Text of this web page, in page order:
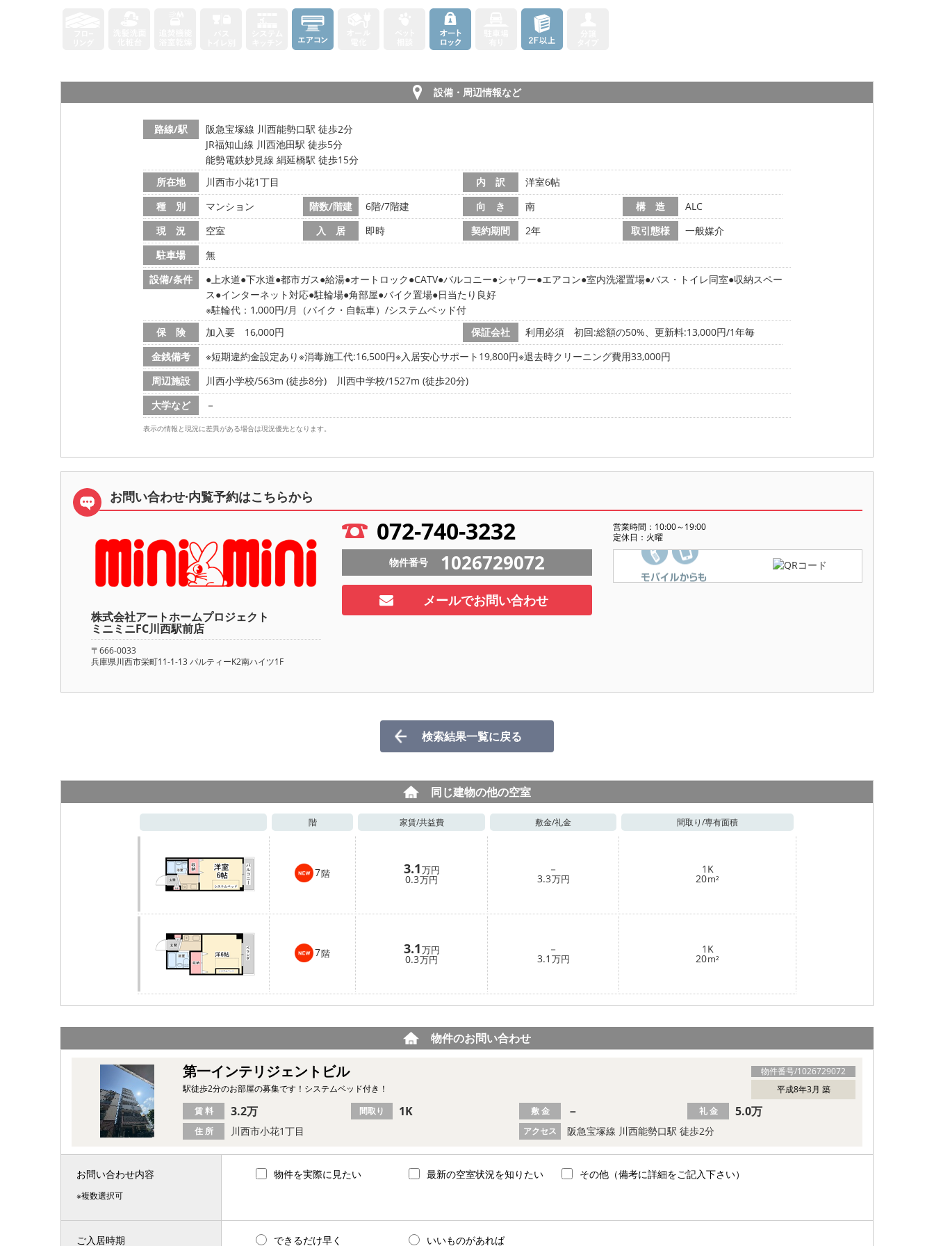
設備・周辺情報など
路線/駅
阪急宝塚線 川西能勢口駅 徒歩2分
JR福知山線 川西池田駅 徒歩5分
能勢電鉄妙見線 絹延橋駅 徒歩15分
所在地
川西市小花1丁目 内 訳
洋室6帖
種 別
マンション 階数/階建 6階/7階建 向 き 南 構 造
ALC
現 況
空室 入 居 即時 契約期間 2年 取引態様
一般媒介
駐車場
無
設備/条件
上水道 下水道 都市ガス 給湯 オートロック CATV バルコニー シャワー エアコン 室内洗濯置場 バス・トイレ同室 収納スペー
ス インターネット対応 駐輪場 角部屋 バイク置場 日当たり良好
※駐輪代：1,000円/月（バイク・自転車）/システムベッド付
保 険
加入要 16,000円 保証会社
利用必須 初回:総額の50%、更新料:13,000円/1年毎
金銭備考
※短期違約金設定あり※消毒施工代:16,500円※入居安心サポート19,800円※退去時クリーニング費用33,000円
周辺施設
川西小学校/563m (徒歩8分)
川西中学校/1527m (徒歩20分)
大学など
－
表示の情報と現況に差異がある場合は現況優先となります。
お問い合わせ·内覧予約はこちらから
株式会社アートホームプロジェクト
ミニミニFC川西駅前店
〒666-0033
兵庫県川西市栄町11-1-13 パルティーK2南ハイツ1F
072-740-3232
営業時間：10:00～19:00
定休日：火曜
物件番号 1026729072
メールでお問い合わせ
検索結果一覧に戻る
同じ建物の他の空室
階 家賃/共益費 敷金/礼金 間取り/専有面積
7階 3.1万円
0.3万円
－
3.3万円
1K
20m²
7階 3.1万円
0.3万円
－
3.1 万円
1K
20m²
物件のお問い合わせ
物件番号/1026729072
第一インテリジェントビル
平成8年3月 築
駅徒歩2分のお部屋の募集です！システムベッド付き！
住 所 川西市小花1丁目 アクセス 阪急宝塚線 川西能勢口駅 徒歩2分
賃 料 3.2万 間取り 1K 敷 金 － 礼 金 5.0万
お問い合わせ内容
※複数選択可
物件を実際に見たい 最新の空室状況を知りたい その他（備考に詳細をご記入下さい）
ご入居時期 できるだけ早く いいものがあれば